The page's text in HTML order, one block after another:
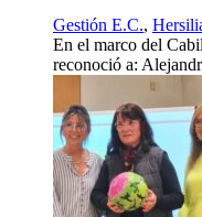
Gestión E.C.,
En el marco del
reconoció a: